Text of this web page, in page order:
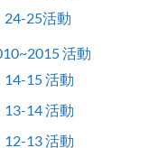
24-25活動
活動
14-15 活動
13-14 活動
12-13 活動